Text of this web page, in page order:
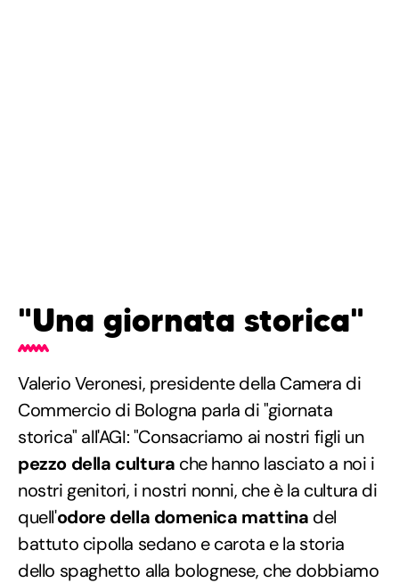
"Una giornata storica"
Valerio Veronesi, presidente della Camera di
Commercio di Bologna parla di "giornata
storica" all'AGI: "Consacriamo ai nostri figli un
pezzo della cultura che hanno lasciato a noi i
nostri genitori, i nostri nonni, che è la cultura di
quell'odore della domenica mattina del
battuto cipolla sedano e carota e la storia
dello spaghetto alla bolognese, che dobbiamo